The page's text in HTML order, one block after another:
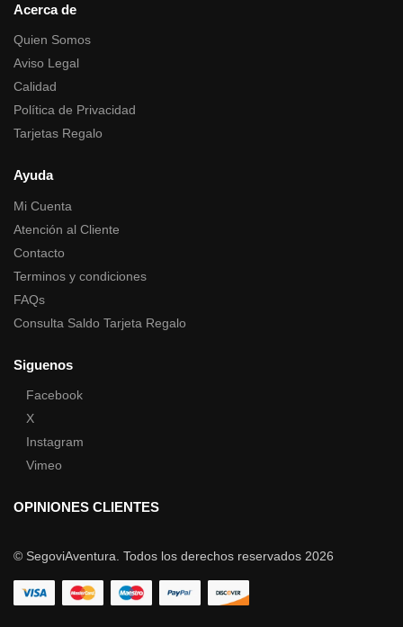
Acerca de
Quien Somos
Aviso Legal
Calidad
Política de Privacidad
Tarjetas Regalo
Ayuda
Mi Cuenta
Atención al Cliente
Contacto
Terminos y condiciones
FAQs
Consulta Saldo Tarjeta Regalo
Siguenos
Facebook
X
Instagram
Vimeo
OPINIONES CLIENTES
© SegoviAventura. Todos los derechos reservados 2026